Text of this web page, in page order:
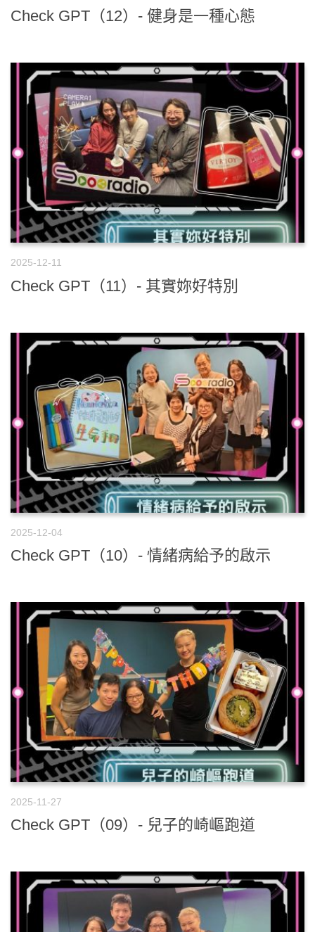
Check GPT（12）- 健身是一種心態
2025-12-11
Check GPT（11）- 其實妳好特別
2025-12-04
Check GPT（10）- 情緒病給予的啟示
2025-11-27
Check GPT（09）- 兒子的崎嶇跑道